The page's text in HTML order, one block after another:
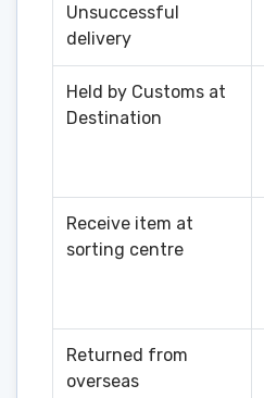
Unsuccessful
delivery
Held by Customs at
Destination
Receive item at
sorting centre
Returned from
overseas